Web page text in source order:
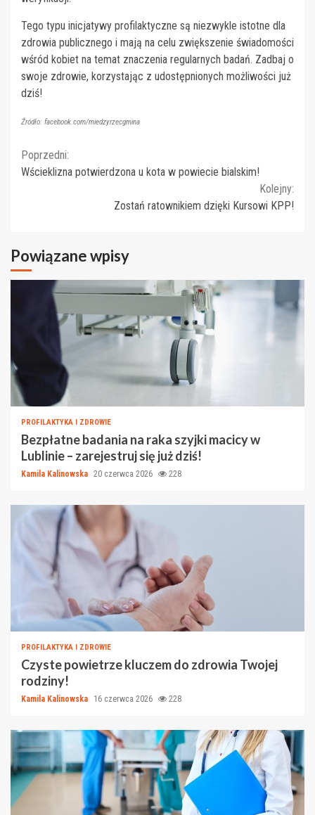
Tego typu inicjatywy profilaktyczne są niezwykle istotne dla
zdrowia publicznego i mają na celu zwiększenie świadomości
wśród kobiet na temat znaczenia regularnych badań. Zadbaj o
swoje zdrowie, korzystając z udostępnionych możliwości już
dziś!
Źródło: facebook.com/miedzyrzecgmina
Continue
Poprzedni:
Wścieklizna potwierdzona u kota w powiecie bialskim!
Kolejny:
Zostań ratownikiem dzięki Kursowi KPP!
Powiązane wpisy
PROFILAKTYKA I ZDROWIE
Bezpłatne badania na raka szyjki macicy w
Lublinie – zarejestruj się już dziś!
Kamila Kalinowska 20 czerwca 2026 228
PROFILAKTYKA I ZDROWIE
Czyste powietrze kluczem do zdrowia Twojej
rodziny!
Kamila Kalinowska 16 czerwca 2026 228